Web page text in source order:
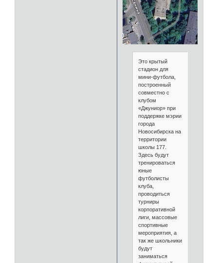
Это крытый
стадион для
мини-футбола,
построенный
совместно с
клубом
«Джуниор» при
поддержке мэрии
города
Новосибирска на
территории
школы 177.
Здесь будут
тренироваться
юные
футболисты
клуба,
проводиться
турниры
корпоративной
лиги, массовые
спортивные
мероприятия, а
так же школьники
будут
заниматься